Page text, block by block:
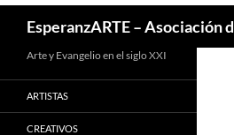
EsperanzARTE –
Arte y Evangelio en el siglo XXI
ARTISTAS
CREATIVOS